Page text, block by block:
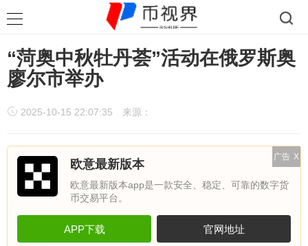
“菏奥中秋牡丹荟”活动在俄罗斯奥
廖尔市举办
2025-10-15 22:07:35 来源：
广告 X
欧意最新版本
欧意最新版本app是一款安全、稳定、可靠的数字货
币交易平台。
APP下载 官网地址